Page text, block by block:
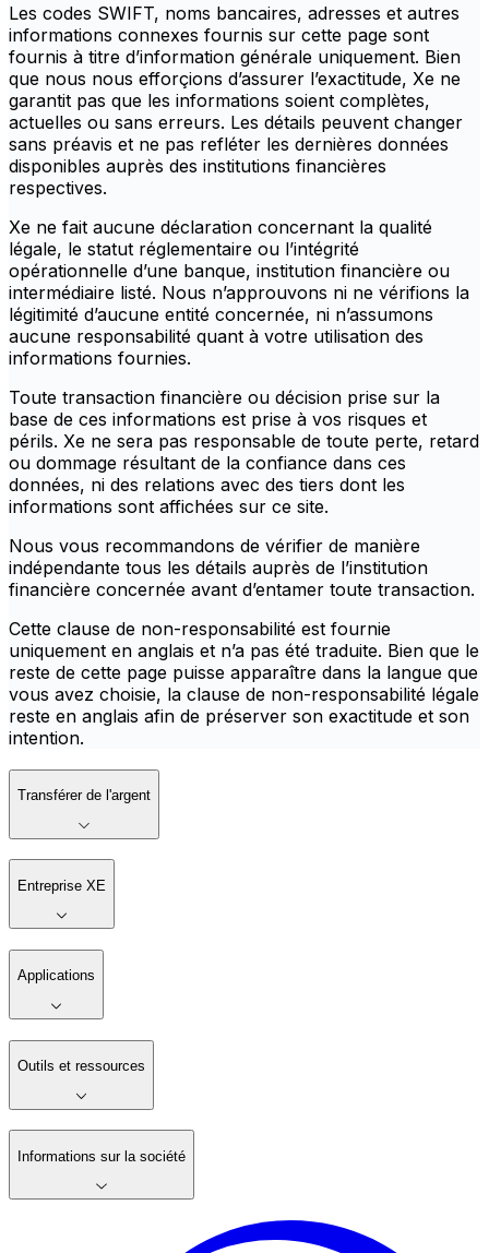
Les codes SWIFT, noms bancaires, adresses et autres
informations connexes fournis sur cette page sont
fournis à titre d’information générale uniquement. Bien
que nous nous efforçions d’assurer l’exactitude, Xe ne
garantit pas que les informations soient complètes,
actuelles ou sans erreurs. Les détails peuvent changer
sans préavis et ne pas refléter les dernières données
disponibles auprès des institutions financières
respectives.
Xe ne fait aucune déclaration concernant la qualité
légale, le statut réglementaire ou l’intégrité
opérationnelle d’une banque, institution financière ou
intermédiaire listé. Nous n’approuvons ni ne vérifions la
légitimité d’aucune entité concernée, ni n’assumons
aucune responsabilité quant à votre utilisation des
informations fournies.
Toute transaction financière ou décision prise sur la
base de ces informations est prise à vos risques et
périls. Xe ne sera pas responsable de toute perte, retard
ou dommage résultant de la confiance dans ces
données, ni des relations avec des tiers dont les
informations sont affichées sur ce site.
Nous vous recommandons de vérifier de manière
indépendante tous les détails auprès de l’institution
financière concernée avant d’entamer toute transaction.
Cette clause de non-responsabilité est fournie
uniquement en anglais et n’a pas été traduite. Bien que le
reste de cette page puisse apparaître dans la langue que
vous avez choisie, la clause de non-responsabilité légale
reste en anglais afin de préserver son exactitude et son
intention.
Transférer de l'argent
Entreprise XE
Applications
Outils et ressources
Informations sur la société